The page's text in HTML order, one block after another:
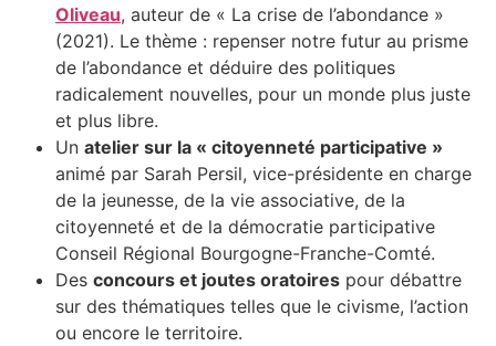
Oliveau, auteur de « La crise de l’abondance »
(2021). Le thème : repenser notre futur au prisme
de l’abondance et déduire des politiques
radicalement nouvelles, pour un monde plus juste
et plus libre.
Un atelier sur la « citoyenneté participative »
animé par Sarah Persil, vice-présidente en charge
de la jeunesse, de la vie associative, de la
citoyenneté et de la démocratie participative
Conseil Régional Bourgogne-Franche-Comté.
Des concours et joutes oratoires pour débattre
sur des thématiques telles que le civisme, l’action
ou encore le territoire.